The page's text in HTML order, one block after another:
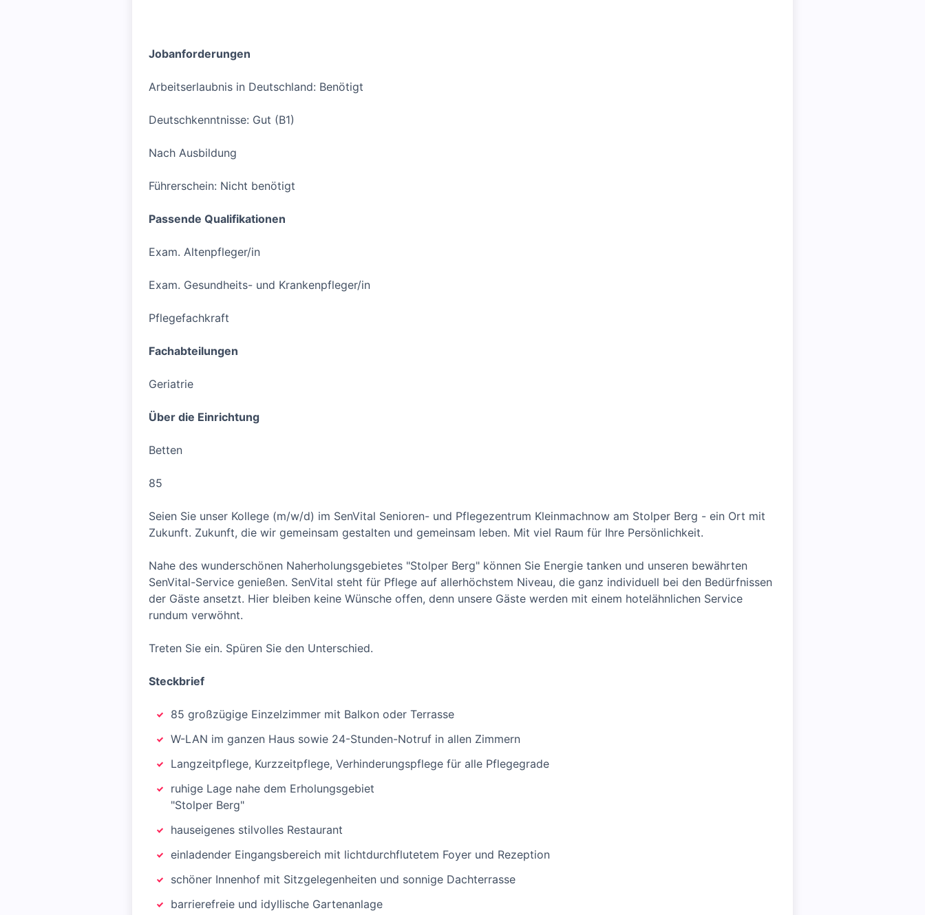
Jobanforderungen
Arbeitserlaubnis in Deutschland: Benötigt
Deutschkenntnisse: Gut (B1)
Nach Ausbildung
Führerschein: Nicht benötigt
Passende Qualifikationen
Exam. Altenpfleger/in
Exam. Gesundheits- und Krankenpfleger/in
Pflegefachkraft
Fachabteilungen
Geriatrie
Über die Einrichtung
Betten
85
Seien Sie unser Kollege (m/w/d) im SenVital Senioren- und Pflegezentrum Kleinmachnow am Stolper Berg - ein Ort mit
Zukunft. Zukunft, die wir gemeinsam gestalten und gemeinsam leben. Mit viel Raum für Ihre Persönlichkeit.
Nahe des wunderschönen Naherholungsgebietes "Stolper Berg" können Sie Energie tanken und unseren bewährten
SenVital-Service genießen. SenVital steht für Pflege auf allerhöchstem Niveau, die ganz individuell bei den Bedürfnissen
der Gäste ansetzt. Hier bleiben keine Wünsche offen, denn unsere Gäste werden mit einem hotelähnlichen Service
rundum verwöhnt.
Treten Sie ein. Spüren Sie den Unterschied.
Steckbrief
85 großzügige Einzelzimmer mit Balkon oder Terrasse
W-LAN im ganzen Haus sowie 24-Stunden-Notruf in allen Zimmern
Langzeitpflege, Kurzzeitpflege, Verhinderungspflege für alle Pflegegrade
ruhige Lage nahe dem Erholungsgebiet
"Stolper Berg"
hauseigenes stilvolles Restaurant
einladender Eingangsbereich mit lichtdurchflutetem Foyer und Rezeption
schöner Innenhof mit Sitzgelegenheiten und sonnige Dachterrasse
barrierefreie und idyllische Gartenanlage